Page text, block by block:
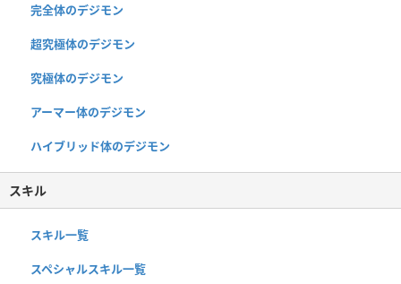
完全体のデジモン
超究極体のデジモン
究極体のデジモン
アーマー体のデジモン
ハイブリッド体のデジモン
スキル
スキル一覧
スペシャルスキル一覧